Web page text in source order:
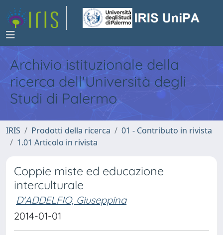
Archivio istituzionale della
ricerca dell'Università degli
Studi di Palermo
IRIS Prodotti della ricerca
01 - Contributo in rivista
1.01 Articolo in rivista
Coppie miste ed educazione
interculturale
D'ADDELFIO, Giuseppina
2014-01-01